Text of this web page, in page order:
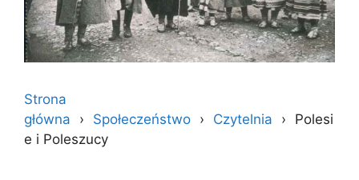
Strona
główna
Społeczeństwo Czytelnia
Polesi
e i Poleszucy